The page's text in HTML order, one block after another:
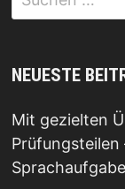
nach:
NEUESTE
Mit gezielten
Prüfungsteilen